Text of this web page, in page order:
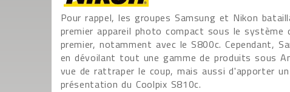
Pour rappel, les groupes Samsung et Nikon
premier appareil photo compact sous le
premier, notamment avec le S800c. Cependant,
en dévoilant tout une gamme de produits sous
vue de rattraper le coup, mais aussi d'apporter
présentation du Coolpix S810c.